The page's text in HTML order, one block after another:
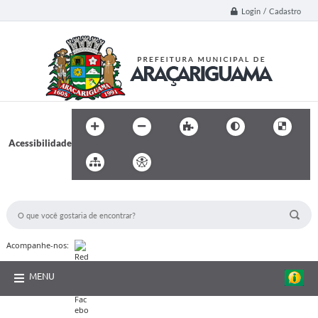
Login / Cadastro
Acessibilidade
Acompanhe-nos:
MENU